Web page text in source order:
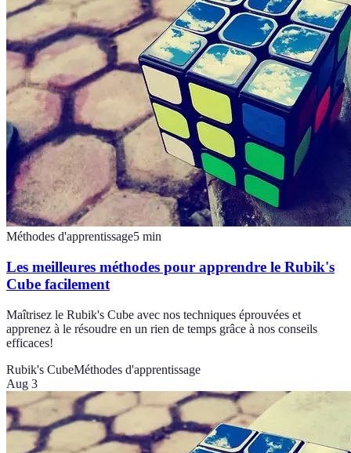
Méthodes d'apprentissage5 min
Les meilleures méthodes pour apprendre le Rubik's
Cube facilement
Maîtrisez le Rubik's Cube avec nos techniques éprouvées et
apprenez à le résoudre en un rien de temps grâce à nos conseils
efficaces!
Rubik's CubeMéthodes d'apprentissage
Aug 3